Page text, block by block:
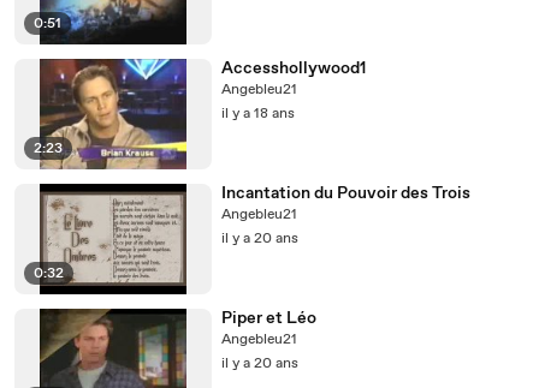
0:51
2:23
Accesshollywood1
Angebleu21
il y a 18 ans
0:32
Incantation du Pouvoir des Trois
Angebleu21
il y a 20 ans
Piper et Léo
Angebleu21
il y a 20 ans